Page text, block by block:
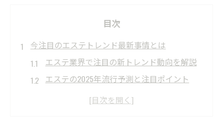
目次
今注目のエステトレンド最新事情とは
エステ業界で注目の新トレンド動向を解説
エステの2025年流行予測と注目ポイント
美容エステで人気を集める話題の技術とは